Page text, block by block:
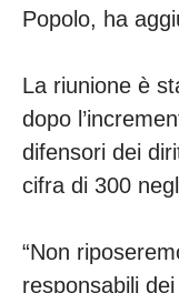
Popolo, ha
La riunione è
dopo
difensori dei
cifra di 300
“Non
responsabili